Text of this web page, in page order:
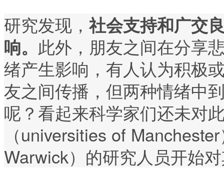
研究发现，社会支持和广交
响。 此外，朋友之间在分享
绪产生影响，有人认为积极
友之间传播，但两种情绪中
呢？看起来科学家们还未对
（universities of
Warwick）的研究人员开始